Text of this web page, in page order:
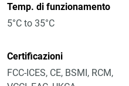
Temp. di funzionamento
5°C to 35°C
Certificazioni
FCC-ICES, CE, BSMI, RCM,